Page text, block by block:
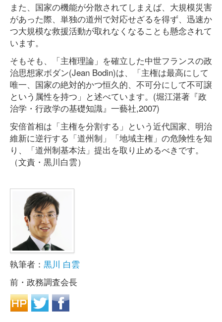
また、国家の機能が分散されてしまえば、大規模災害
があった際、単独の道州で対応せざるを得ず、迅速か
つ大規模な救援活動が取れなくなることも懸念されて
います。
そもそも、「主権理論」を確立した中世フランスの政
治思想家ボダン(Jean Bodin)は、「主権は最高にして
唯一、国家の絶対的かつ恒久的、不可分にして不可譲
という属性を持つ」と述べています。(堀江湛著『政
治学・行政学の基礎知識』一藝社,2007)
安倍首相は「主権を分割する」という近代国家、明治
維新に逆行する「道州制」「地域主権」の危険性を知
り、「道州制基本法」提出を取り止めるべきです。
（文責・黒川白雲）
執筆者： 黒川 白雲
前・政務調査会長